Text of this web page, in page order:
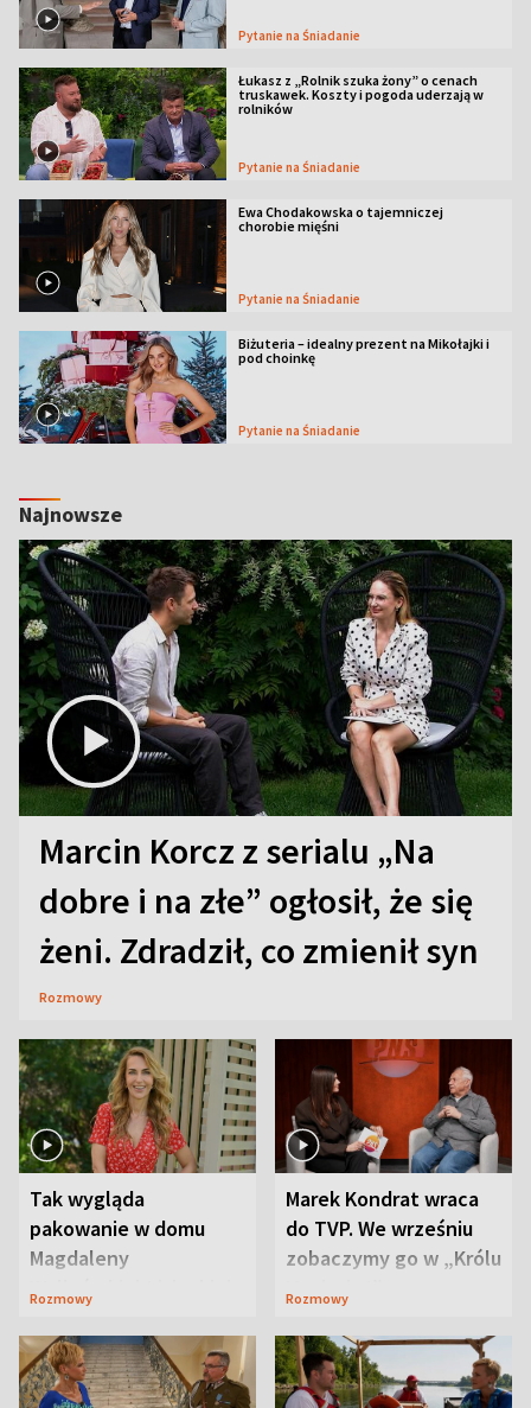
Pytanie na Śniadanie
Łukasz z „Rolnik szuka żony” o cenach
truskawek. Koszty i pogoda uderzają w
rolników
Pytanie na Śniadanie
Ewa Chodakowska o tajemniczej
chorobie mięśni
Pytanie na Śniadanie
Biżuteria – idealny prezent na Mikołajki i
pod choinkę
Pytanie na Śniadanie
Najnowsze
Marcin Korcz z serialu „Na
dobre i na złe” ogłosił, że się
żeni. Zdradził, co zmienił syn
Rozmowy
Tak wygląda
pakowanie w domu
Magdaleny
Waligórskiej-Lisieckiej.
Rozmowy
Marek Kondrat wraca
do TVP. We wrześniu
zobaczymy go w „Królu
Maciusiu I”
Rozmowy